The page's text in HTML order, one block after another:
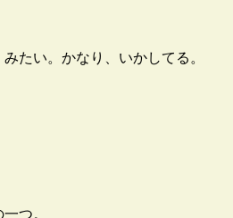
たい。かなり、いかしてる。
つ。